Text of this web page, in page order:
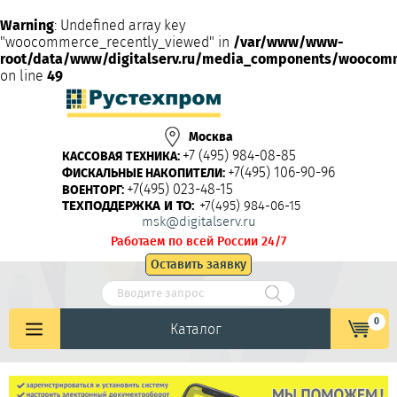
Warning: Undefined array key
"woocommerce_recently_viewed" in /var/www/www-
root/data/www/digitalserv.ru/media_components/
on line 49
Москва
КАССОВАЯ ТЕХНИКА: +7 (495) 984-08-85
ФИСКАЛЬНЫЕ НАКОПИТЕЛИ: +7(495) 106-90-96
ВОЕНТОРГ: +7(495) 023-48-15
ТЕХПОДДЕРЖКА И ТО: +7(495) 984-06-15
msk@digitalserv.ru
Работаем по всей России 24/7
Оставить заявку
Каталог 0